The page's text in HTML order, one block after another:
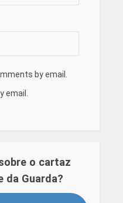
by email.
email.
o cartaz
da Guarda?